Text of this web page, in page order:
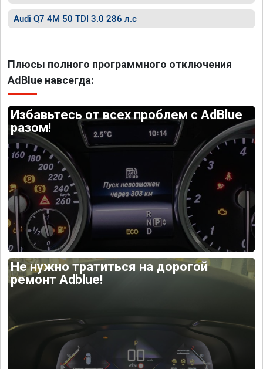
Audi Q7 4M 50 TDI 3.0 286 л.с
Плюсы полного программного отключения
AdBlue навсегда:
Избавьтесь от всех проблем с AdBlue
разом!
Не нужно тратиться на дорогой
ремонт Adblue!